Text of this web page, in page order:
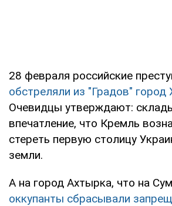
28 февраля российские
обстреляли из "Градов" город
Очевидцы утверждают:
впечатление, что Кремль
стереть первую столицу
земли.
А на город Ахтырка, что на
оккупанты сбрасывали